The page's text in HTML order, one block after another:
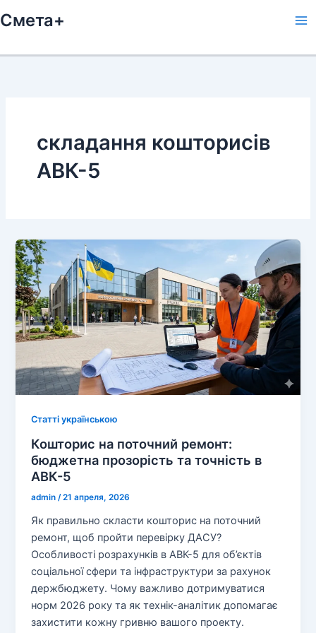
кСмета+
складання кошторисів
АВК-5
Статті українською
Кошторис на поточний ремонт:
бюджетна прозорість та точність в
АВК-5
admin/21 апреля, 2026
Як правильно скласти кошторис на поточний
ремонт, щоб пройти перевірку ДАСУ?
Особливості розрахунків в АВК-5 для об’єктів
соціальної сфери та інфраструктури за рахунок
держбюджету. Чому важливо дотримуватися
норм 2026 року та як технік-аналітик допомагає
захистити кожну гривню вашого проекту.